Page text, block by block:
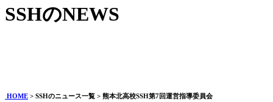
SSHのNEWS
HOME > SSHのニュース一覧 > 熊本北高校SSH第7回運営指導委員会